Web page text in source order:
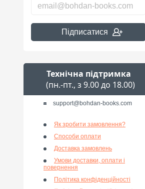
Підписатися
Технічна підтримка
(пн.-пт., з 9.00 до 18.00)
support@bohdan-books.com
Як зробити замовлення?
Способи оплати
Доставка замовлень
Умови доставки, оплати і
повернення
Політика конфіденційності